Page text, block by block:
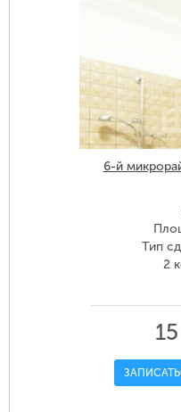
6-й
Тип
2